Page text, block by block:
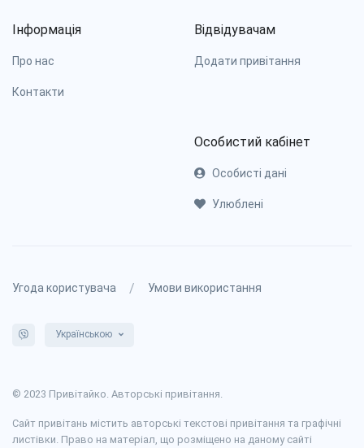
Інформація
Про нас
Контакти
Відвідувачам
Додати привітання
Особистий кабінет
Особисті дані
Улюблені
Угода користувача / Умови використання
Українською
© 2023 Привітайко. Авторські привітання.
Сайт привітань містить авторські текстові привітання та графічні
листівки. Право на матеріал, що розміщено на даному сайті